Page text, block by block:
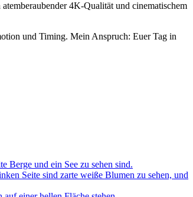
4K-Qualität und cinematischem
und Timing. Mein Anspruch: Euer Tag in